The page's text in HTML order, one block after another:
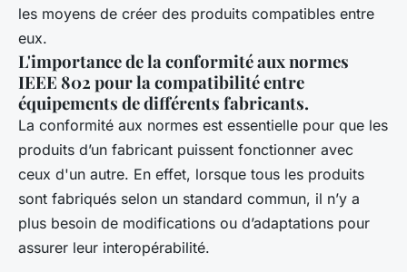
les moyens de créer des produits compatibles entre
eux.
L'importance de la conformité aux normes
IEEE 802 pour la compatibilité entre
équipements de différents fabricants.
La conformité aux normes est essentielle pour que les
produits d’un fabricant puissent fonctionner avec
ceux d'un autre. En effet, lorsque tous les produits
sont fabriqués selon un standard commun, il n’y a
plus besoin de modifications ou d’adaptations pour
assurer leur interopérabilité.